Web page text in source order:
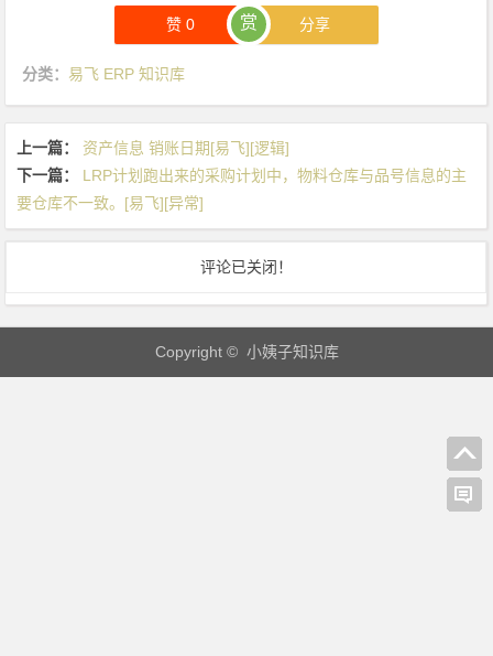
不
对
变
飞]
常]
赞0 赏 分享
分类： 易飞 ERP 知识库
上一篇：
资产信息 销账日期[易飞][逻辑]
下一篇：
LRP计划跑出来的采购计划中，物料仓库与品号信息的主
要仓库不一致。[易飞][异常]
评论已关闭！
Copyright © 小姨子知识库